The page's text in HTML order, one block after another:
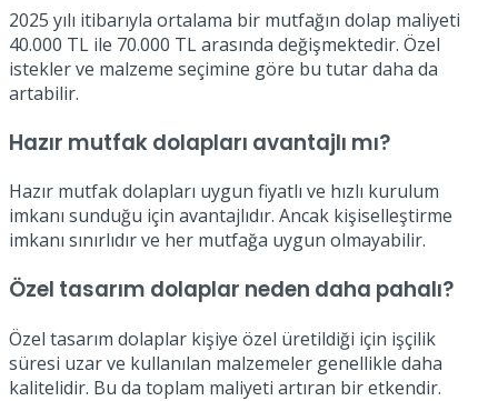
2025 yılı itibarıyla ortalama bir mutfağın dolap maliyeti
40.000 TL ile 70.000 TL arasında değişmektedir. Özel
istekler ve malzeme seçimine göre bu tutar daha da
artabilir.
Hazır mutfak dolapları avantajlı mı?
Hazır mutfak dolapları uygun fiyatlı ve hızlı kurulum
imkanı sunduğu için avantajlıdır. Ancak kişiselleştirme
imkanı sınırlıdır ve her mutfağa uygun olmayabilir.
Özel tasarım dolaplar neden daha pahalı?
Özel tasarım dolaplar kişiye özel üretildiği için işçilik
süresi uzar ve kullanılan malzemeler genellikle daha
kalitelidir. Bu da toplam maliyeti artıran bir etkendir.